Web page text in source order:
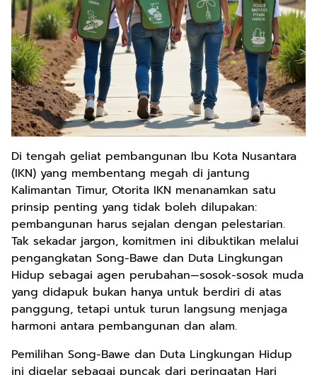
Di tengah geliat pembangunan Ibu Kota Nusantara
(IKN) yang membentang megah di jantung
Kalimantan Timur, Otorita IKN menanamkan satu
prinsip penting yang tidak boleh dilupakan:
pembangunan harus sejalan dengan pelestarian.
Tak sekadar jargon, komitmen ini dibuktikan melalui
pengangkatan Song-Bawe dan Duta Lingkungan
Hidup sebagai agen perubahan—sosok-sosok muda
yang didapuk bukan hanya untuk berdiri di atas
panggung, tetapi untuk turun langsung menjaga
harmoni antara pembangunan dan alam.
Pemilihan Song-Bawe dan Duta Lingkungan Hidup
ini digelar sebagai puncak dari peringatan Hari